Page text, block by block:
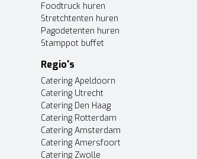
Foodtruck huren
Stretchtenten huren
Pagodetenten huren
Stamppot buffet
Regio's
Catering Apeldoorn
Catering Utrecht
Catering Den Haag
Catering Rotterdam
Catering Amsterdam
Catering Amersfoort
Catering Zwolle